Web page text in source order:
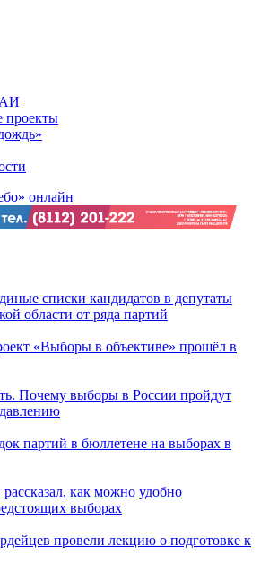
проекты
онлайн
списки кандидатов в депутаты
области от ряда партий
«Выборы в объективе» прошёл в
Почему выборы в России пройдут
партий в бюллетене на выборах в
как можно удобно
выборах
провели лекцию о подготовке к